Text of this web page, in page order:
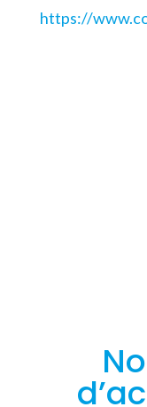
https://